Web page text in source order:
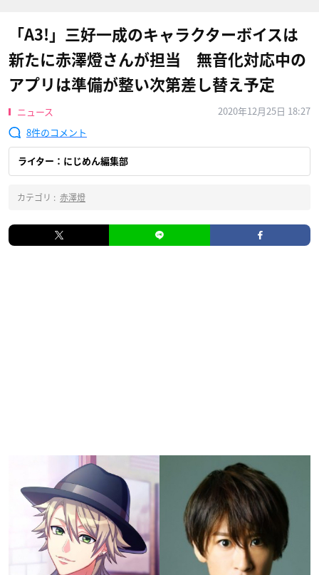
「A3!」三好一成のキャラクターボイスは
新たに赤澤燈さんが担当 無音化対応中の
アプリは準備が整い次第差し替え予定
ニュース
2020年12月25日 18:27
8
ライター：にじめん編集部
カテゴリ : 赤澤燈